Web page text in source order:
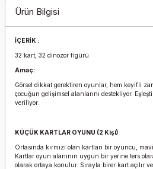
Ürün Bilgisi
İÇERİK :
32 kart, 32 dinozor figürü
Amaç:
Görsel dikkat gerektiren oyunlar, hem keyifli
çocuğun gelişimsel alanlarını destekliyor.
veriliyor.
KÜÇÜK KARTLAR OYUNU (2 Kişi)
Ortasında kırmızı olan kartları bir oyuncu,
Kartlar oyun alanının uygun bir yerine ters
olarak ortaya konulur. Sırayla birer kart açılır